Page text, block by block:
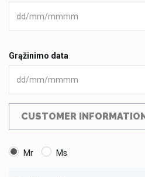
Grąžinimo data
CUSTOMER INFORMATION
Mr Ms